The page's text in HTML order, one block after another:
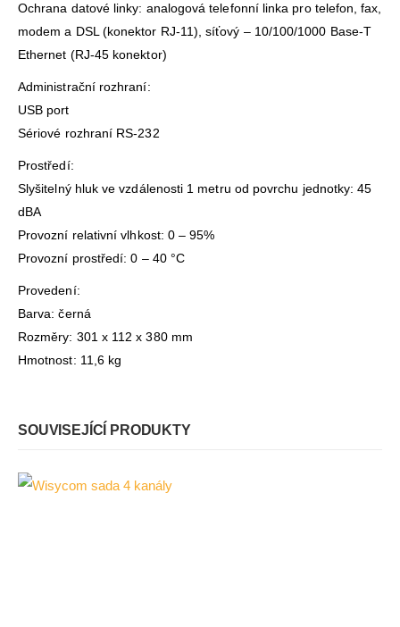
Ochrana datové linky: analogová telefonní linka pro telefon, fax,
modem a DSL (konektor RJ-11), síťový – 10/100/1000 Base-T
Ethernet (RJ-45 konektor)
Administrační rozhraní:
USB port
Sériové rozhraní RS-232
Prostředí:
Slyšitelný hluk ve vzdálenosti 1 metru od povrchu jednotky: 45
dBA
Provozní relativní vlhkost: 0 – 95%
Provozní prostředí: 0 – 40 °C
Provedení:
Barva: černá
Rozměry: 301 x 112 x 380 mm
Hmotnost: 11,6 kg
SOUVISEJÍCÍ PRODUKTY